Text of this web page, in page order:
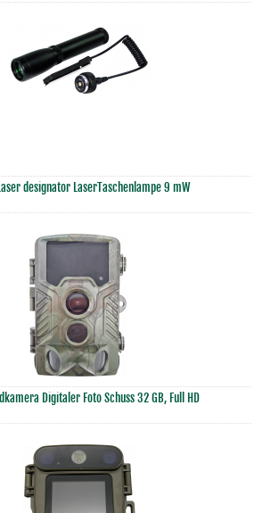
designator LaserTaschenlampe 9 mW
Digitaler Foto Schuss 32 GB, Full HD